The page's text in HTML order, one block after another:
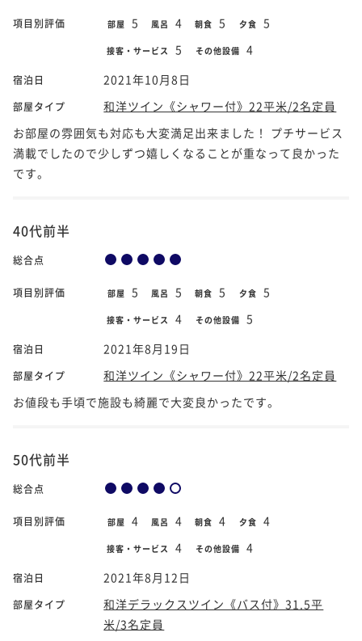
項目別評価 部屋 5 風呂 4 朝食 5 夕食 5
接客・サービス 5 その他設備 4
宿泊日 2021年10月8日
部屋タイプ
和洋ツイン《シャワー付》22平米/2名定員
お部屋の雰囲気も対応も大変満足出来ました！ プチサービス
満載でしたので少しずつ嬉しくなることが重なって良かった
です。
40代前半
総合点
項目別評価 部屋 5 風呂 5 朝食 5 夕食 5
接客・サービス 4 その他設備 5
宿泊日 2021年8月19日
部屋タイプ
和洋ツイン《シャワー付》22平米/2名定員
お値段も手頃で施設も綺麗で大変良かったです。
50代前半
総合点
項目別評価 部屋 4 風呂 4 朝食 4 夕食 4
接客・サービス 4 その他設備 4
宿泊日 2021年8月12日
部屋タイプ
和洋デラックスツイン《バス付》31.5平
米/3名定員